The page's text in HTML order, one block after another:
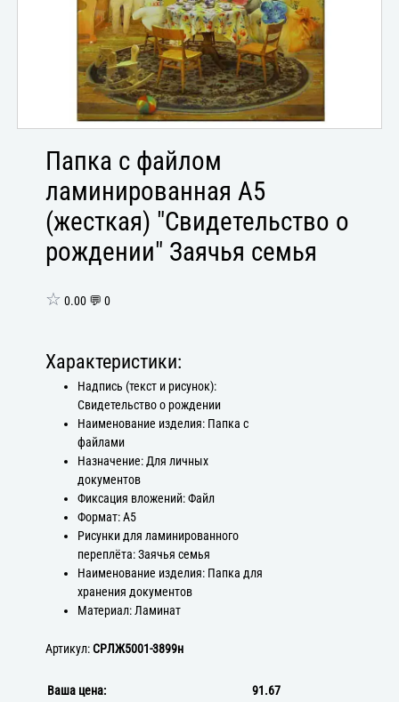
Папка с файлом
ламинированная А5
(жесткая) "Свидетельство о
рождении" Заячья семья
☆ 0.00 💬 0
Характеристики:
Надпись (текст и рисунок):
Свидетельство о рождении
Наименование изделия: Папка с
файлами
Назначение: Для личных
документов
Фиксация вложений: Файл
Формат: А5
Рисунки для ламинированного
переплёта: Заячья семья
Наименование изделия: Папка для
хранения документов
Материал: Ламинат
Артикул:СРЛЖ5001-3899н
Ваша цена:
91.67